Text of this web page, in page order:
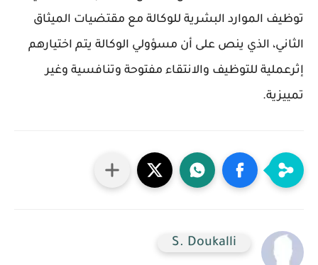
توظيف الموارد البشرية للوكالة مع مقتضيات الميثاق
الثاني، الذي ينص على أن مسؤولي الوكالة يتم اختيارهم
إثرعملية للتوظيف والانتقاء مفتوحة وتنافسية وغير
تمييزية.
S. Doukalli